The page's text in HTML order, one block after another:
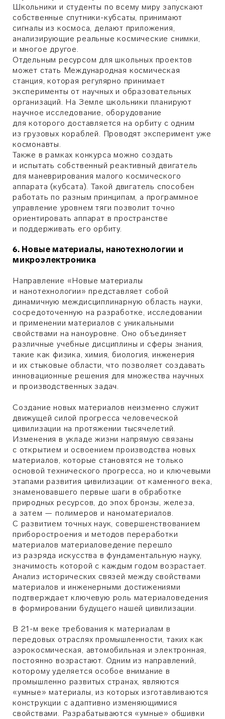
Школьники и студенты по всему миру запускают
собственные спутники-кубсаты, принимают
сигналы из космоса, делают приложения,
анализирующие реальные космические снимки,
и многое другое.
Отдельным ресурсом для школьных проектов
может стать Международная космическая
станция, которая регулярно принимает
эксперименты от научных и образовательных
организаций. На Земле школьники планируют
научное исследование, оборудование
для которого доставляется на орбиту с одним
из грузовых кораблей. Проводят эксперимент уже
космонавты.
Также в рамках конкурса можно создать
и испытать собственный реактивный двигатель
для маневрирования малого космического
аппарата (кубсата). Такой двигатель способен
работать по разным принципам, а программное
управление уровнем тяги позволит точно
ориентировать аппарат в пространстве
и поддерживать его орбиту.
6. Новые материалы, нанотехнологии и
микроэлектроника
Направление «Новые материалы
и нанотехнологии» представляет собой
динамичную междисциплинарную область науки,
сосредоточенную на разработке, исследовании
и применении материалов с уникальными
свойствами на наноуровне. Оно объединяет
различные учебные дисциплины и сферы знания,
такие как физика, химия, биология, инженерия
и их стыковые области, что позволяет создавать
инновационные решения для множества научных
и производственных задач.
Создание новых материалов неизменно служит
движущей силой прогресса человеческой
цивилизации на протяжении тысячелетий.
Изменения в укладе жизни напрямую связаны
с открытием и освоением производства новых
материалов, которые становятся не только
основой технического прогресса, но и ключевыми
этапами развития цивилизации: от каменного века,
знаменовавшего первые шаги в обработке
природных ресурсов, до эпох бронзы, железа,
а затем — полимеров и наноматериалов.
С развитием точных наук, совершенствованием
приборостроения и методов переработки
материалов материаловедение перешло
из разряда искусства в фундаментальную науку,
значимость которой с каждым годом возрастает.
Анализ исторических связей между свойствами
материалов и инженерными достижениями
подтверждает ключевую роль материаловедения
в формировании будущего нашей цивилизации.
В 21-м веке требования к материалам в
передовых отраслях промышленности, таких как
аэрокосмическая, автомобильная и электронная,
постоянно возрастают. Одним из направлений,
которому уделяется особое внимание в
промышленно развитых странах, являются
«умные» материалы, из которых изготавливаются
конструкции с адаптивно изменяющимися
свойствами. Разрабатываются «умные» обшивки